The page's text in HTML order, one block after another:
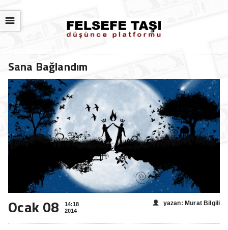
☰
Sana Bağlandım
Ocak 08
14:18
2014
yazan: Murat Bilgili